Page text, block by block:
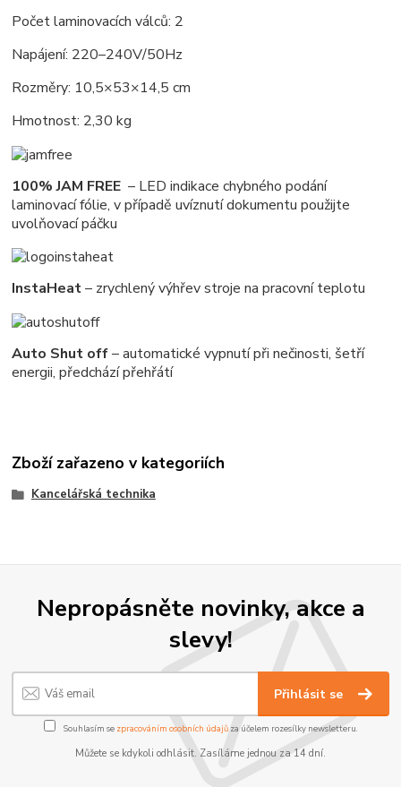
Počet laminovacích válců: 2
Napájení: 220–240V/50Hz
Rozměry: 10,5×53×14,5 cm
Hmotnost: 2,30 kg
100% JAM FREE – LED indikace chybného podání
laminovací fólie, v případě uvíznutí dokumentu použijte
uvolňovací páčku
InstaHeat– zrychlený výhřev stroje na pracovní teplotu
Auto Shut off– automatické vypnutí při nečinosti, šetří
energii, předchází přehřátí
Zboží zařazeno v kategoriích
Kancelářská technika
Nepropásněte novinky, akce a
slevy!
Přihlásit se
Souhlasím se zpracováním osobních údajůza účelem rozesílky newsletteru.
Můžete se kdykoli odhlásit. Zasíláme jednou za 14 dní.